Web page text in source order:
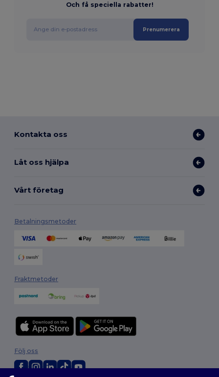
Och få speciella rabatter!
Prenumerera
Kontakta oss
Låt oss hjälpa
Vårt företag
Betalningsmetoder
Fraktmetoder
Följ oss